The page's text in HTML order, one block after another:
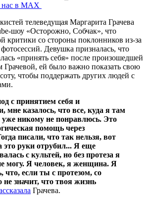
нас в MAX
телеведущая Маргарита Грачева
шоу «Осторожно, Собчак», что
критики со стороны поклонников из-за
Девушка призналась, что
«принять себя» после произошедшей
Грачевой, ей было важно показать свою
чтобы поддержать других людей с
с принятием себя и
мне казалось, что все, куда я там
никому не понравлюсь. Это
помощь через
писали, что так нельзя, вот
это руки отрубил... Я еще
с культей, но без протеза я
могу. Я человек, я женщина. Я
что, если ты с протезом, со
значит, что твоя жизнь
Грачева.